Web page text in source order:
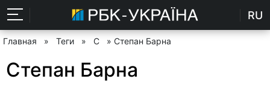
RU
Главная » Теги » С » Степан Барна
Степан Барна